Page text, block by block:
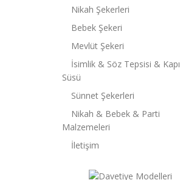
Nikah Şekerleri
Bebek Şekeri
Mevlüt Şekeri
İsimlik & Söz Tepsisi & Kapı
Süsü
Sünnet Şekerleri
Nikah & Bebek & Parti
Malzemeleri
İletişim